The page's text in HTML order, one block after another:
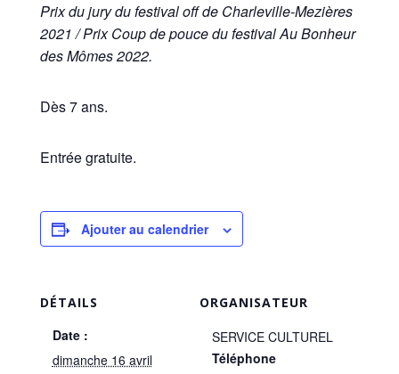
Prix du jury du festival off de Charleville-Mezières
2021 / Prix Coup de pouce du festival Au Bonheur
des Mômes 2022.
Dès 7 ans.
Entrée gratuite.
Ajouter au calendrier
DÉTAILS
Date :
dimanche 16 avril
ORGANISATEUR
SERVICE CULTUREL
Téléphone